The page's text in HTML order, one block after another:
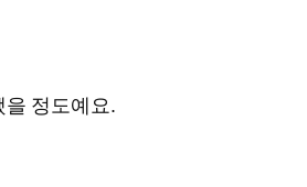
정도예요.